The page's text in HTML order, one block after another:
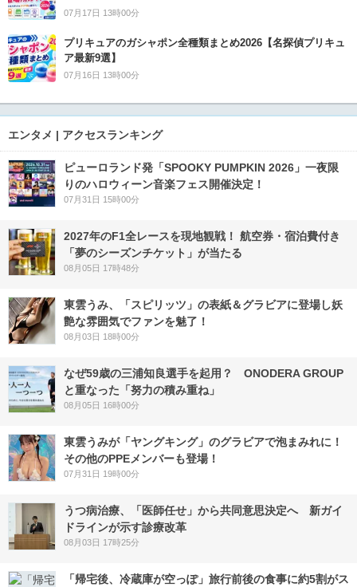
07月17日 13時00分
プリキュアのガシャポン全種類まとめ2026【名探偵プリキュ
ア最新9選】
07月16日 13時00分
エンタメ | アクセスランキング
ピューロランド発「SPOOKY PUMPKIN 2026」一夜限
りのハロウィーン音楽フェス開催決定！
07月31日 15時00分
2027年のF1全レースを現地観戦！ 航空券・宿泊費付き
「夢のシーズンチケット」が当たる
08月05日 17時48分
東雲うみ、「スピリッツ」の表紙＆グラビアに登場し妖
艶な雰囲気でファンを魅了！
08月03日 18時00分
なぜ59歳の三浦知良選手を起用？ ONODERA GROUP
と重なった「努力の積み重ね」
08月05日 16時00分
東雲うみが「ヤングキング」のグラビアで泡まみれに！
その他のPPEメンバーも登場！
07月31日 19時00分
うつ病治療、「医師任せ」から共同意思決定へ 新ガイ
ドラインが示す診療改革
08月03日 17時25分
「帰宅後、冷蔵庫が空っぽ」旅行前後の食事に約5割がス